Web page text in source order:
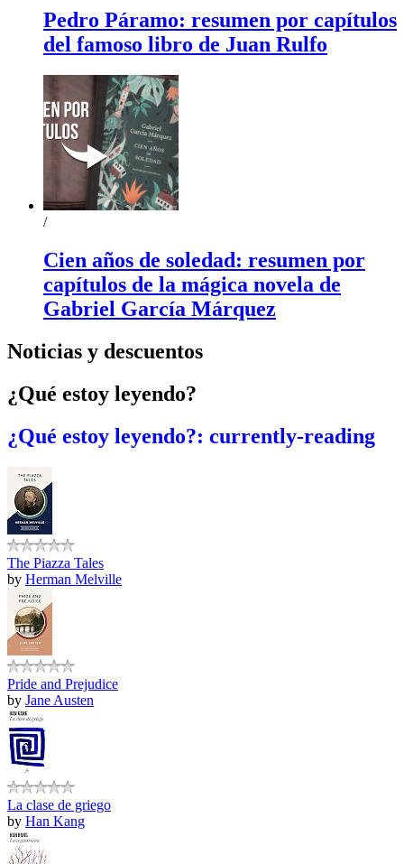
Pedro Páramo: resumen por capítulos
del famoso libro de Juan Rulfo
/
Cien años de soledad: resumen por
capítulos de la mágica novela de
Gabriel García Márquez
Noticias y descuentos
¿Qué estoy leyendo?
¿Qué estoy leyendo?: currently-reading
The Piazza Tales
by Herman Melville
Pride and Prejudice
by Jane Austen
La clase de griego
by Han Kang